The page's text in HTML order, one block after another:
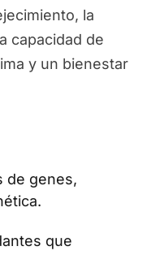
la
capacidad de
y un bienestar
de genes,
que